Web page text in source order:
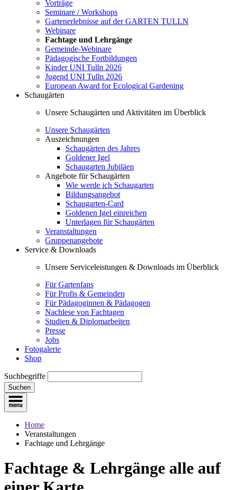
Vorträge
Seminare / Workshops
Gartenerlebnisse auf der GARTEN TULLN
Webinare
Fachtage und Lehrgänge
Gemeinde-Webinare
Pädagogische Fortbildungen
Kinder UNI Tulln 2026
Jugend UNI Tulln 2026
European Award for Ecological Gardening
Schaugärten
Unsere Schaugärten und Aktivitäten im Überblick
Unsere Schaugärten
Auszeichnungen
Schaugärten des Jahres
Goldener Igel
Schaugarten Jubiläen
Angebote für Schaugärten
Wie werde ich Schaugarten
Bildungsangebot
Schaugarten-Card
Goldenen Igel einreichen
Unterlagen für Schaugärten
Veranstaltungen
Gruppenangebote
Service & Downloads
Unsere Serviceleistungen & Downloads im Überblick
Für Gartenfans
Für Profis & Gemeinden
Für Pädagoginnen & Pädagogen
Nachlese von Fachtagen
Studien & Diplomarbeiten
Presse
Jobs
Fotogalerie
Shop
Suchbegriffe
Suchen
Home
Veranstaltungen
Fachtage und Lehrgänge
Fachtage & Lehrgänge alle auf